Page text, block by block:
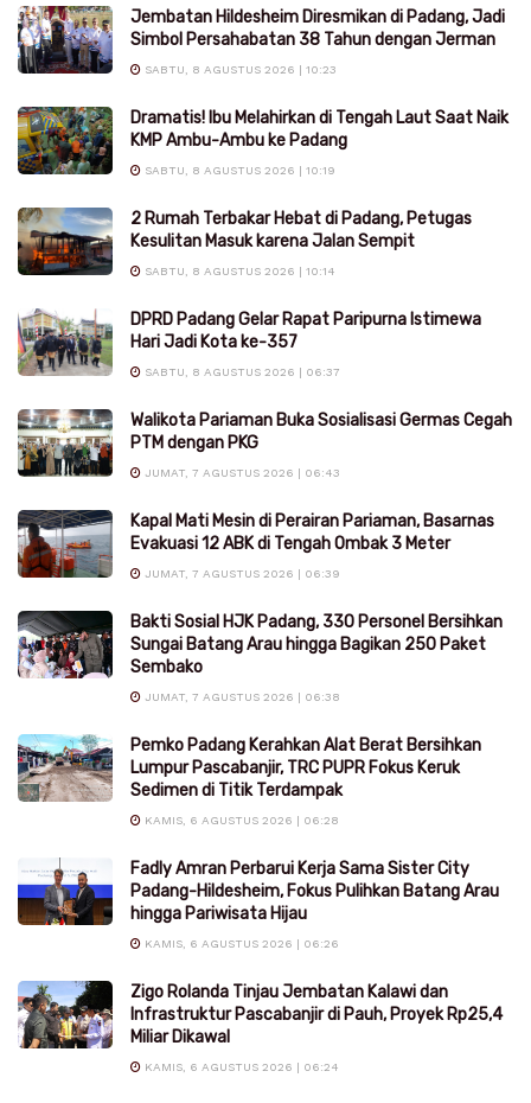
Jembatan Hildesheim Diresmikan di Padang, Jadi
Simbol Persahabatan 38 Tahun dengan Jerman
SABTU, 8 AGUSTUS 2026 | 10:23
Dramatis! Ibu Melahirkan di Tengah Laut Saat Naik
KMP Ambu-Ambu ke Padang
SABTU, 8 AGUSTUS 2026 | 10:19
2 Rumah Terbakar Hebat di Padang, Petugas
Kesulitan Masuk karena Jalan Sempit
SABTU, 8 AGUSTUS 2026 | 10:14
DPRD Padang Gelar Rapat Paripurna Istimewa
Hari Jadi Kota ke-357
SABTU, 8 AGUSTUS 2026 | 06:37
Walikota Pariaman Buka Sosialisasi Germas Cegah
PTM dengan PKG
JUMAT, 7 AGUSTUS 2026 | 06:43
Kapal Mati Mesin di Perairan Pariaman, Basarnas
Evakuasi 12 ABK di Tengah Ombak 3 Meter
JUMAT, 7 AGUSTUS 2026 | 06:39
Bakti Sosial HJK Padang, 330 Personel Bersihkan
Sungai Batang Arau hingga Bagikan 250 Paket
Sembako
JUMAT, 7 AGUSTUS 2026 | 06:38
Pemko Padang Kerahkan Alat Berat Bersihkan
Lumpur Pascabanjir, TRC PUPR Fokus Keruk
Sedimen di Titik Terdampak
KAMIS, 6 AGUSTUS 2026 | 06:28
Fadly Amran Perbarui Kerja Sama Sister City
Padang-Hildesheim, Fokus Pulihkan Batang Arau
hingga Pariwisata Hijau
KAMIS, 6 AGUSTUS 2026 | 06:26
Zigo Rolanda Tinjau Jembatan Kalawi dan
Infrastruktur Pascabanjir di Pauh, Proyek Rp25,4
Miliar Dikawal
KAMIS, 6 AGUSTUS 2026 | 06:24